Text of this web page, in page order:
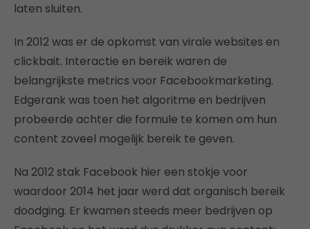
laten sluiten.
In 2012 was er de opkomst van virale websites en
clickbait. Interactie en bereik waren de
belangrijkste metrics voor Facebookmarketing.
Edgerank was toen het algoritme en bedrijven
probeerde achter die formule te komen om hun
content zoveel mogelijk bereik te geven.
Na 2012 stak Facebook hier een stokje voor
waardoor 2014 het jaar werd dat organisch bereik
doodging. Er kwamen steeds meer bedrijven op